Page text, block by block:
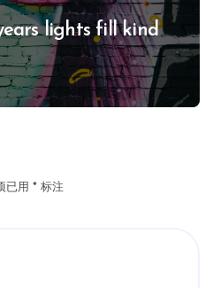
lights fill kind
已用 * 标注